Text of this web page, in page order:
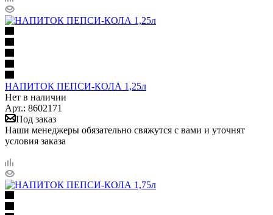
НАПИТОК ПЕПСИ-КОЛА 1,25л
Нет в наличии
Арт.: 8602171
Под заказ
Наши менеджеры обязательно свяжутся с вами и уточнят
условия заказа